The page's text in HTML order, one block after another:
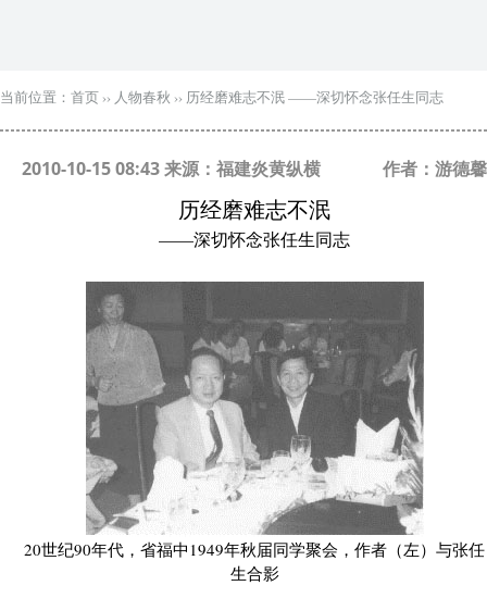
当前位置： 首页 ›› 人物春秋 ›› 历经磨难志不泯 ——深切怀念张任生同志
2010-10-15 08:43 来源：福建炎黄纵横
作者：游德馨
历经磨难志不泯
——深切怀念张任生同志
20世纪90年代，省福中1949年秋届同学聚会，作者（左）与张任
生合影